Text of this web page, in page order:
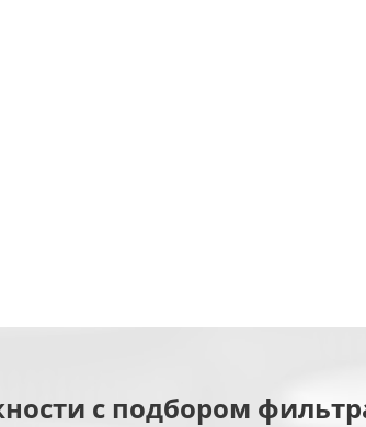
с подбором